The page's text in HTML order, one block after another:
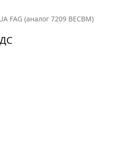
FAG (аналог 7209 BECBM)